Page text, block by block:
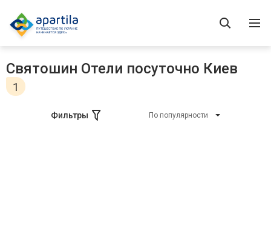
Святошин Отели посуточно Киев
1
Фильтры По популярности